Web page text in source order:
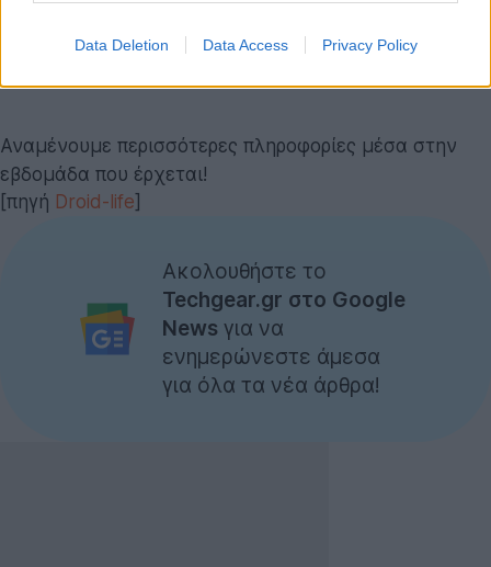
Data Deletion Data Access Privacy Policy
Αναμένουμε περισσότερες πληροφορίες μέσα στην
εβδομάδα που έρχεται!
[πηγή Droid-life]
Ακολουθήστε το
Techgear.gr στο Google
News για να
ενημερώνεστε άμεσα
για όλα τα νέα άρθρα!